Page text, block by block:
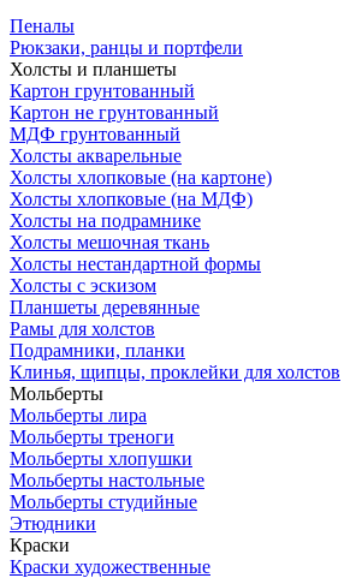
Пеналы
Рюкзаки, ранцы и портфели
Холсты и планшеты
Картон грунтованный
Картон не грунтованный
МДФ грунтованный
Холсты акварельные
Холсты хлопковые (на картоне)
Холсты хлопковые (на МДФ)
Холсты на подрамнике
Холсты мешочная ткань
Холсты нестандартной формы
Холсты с эскизом
Планшеты деревянные
Рамы для холстов
Подрамники, планки
Клинья, щипцы, проклейки для холстов
Мольберты
Мольберты лира
Мольберты треноги
Мольберты хлопушки
Мольберты настольные
Мольберты студийные
Этюдники
Краски
Краски художественные